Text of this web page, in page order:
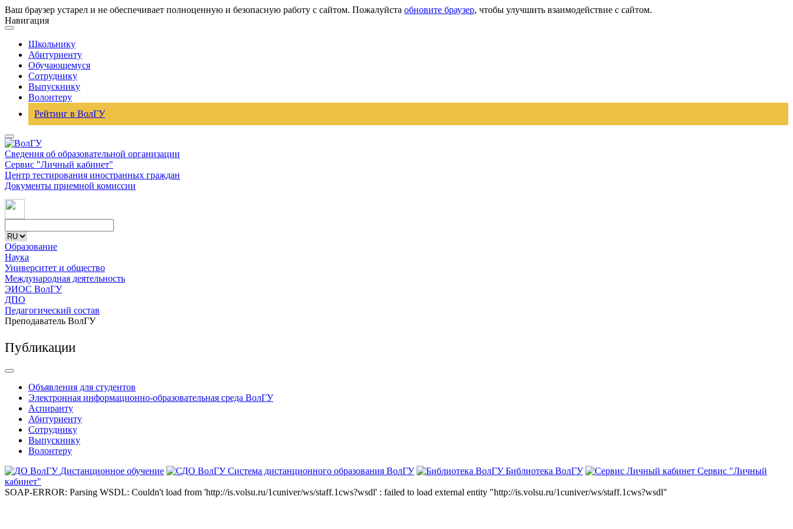
Ваш браузер устарел и не обеспечивает полноценную и безопасную работу с сайтом. Пожалуйста обновите браузер, чтобы улучшить взаимодействие с сайтом.
Навигация
Школьнику
Абитуриенту
Обучающемуся
Сотруднику
Выпускнику
Волонтеру
Рейтинг в ВолГУ
Сведения об образовательной организации
Сервис "Личный кабинет"
Центр тестирования иностранных граждан
Документы приемной комиссии
Образование
Наука
Университет и общество
Международная деятельность
ЭИОС ВолГУ
ДПО
Педагогический состав
Преподаватель ВолГУ
Публикации
Объявления для студентов
Электронная информационно-образовательная среда ВолГУ
Аспиранту
Абитуриенту
Сотруднику
Выпускнику
Волонтеру
Дистанционное обучение
Система дистанционного образования ВолГУ Библиотека ВолГУ
Сервис "Личный
кабинет"
SOAP-ERROR: Parsing WSDL: Couldn't load from 'http://is.volsu.ru/1cuniver/ws/staff.1cws?wsdl' : failed to load external entity "http://is.volsu.ru/1cuniver/ws/staff.1cws?wsdl"